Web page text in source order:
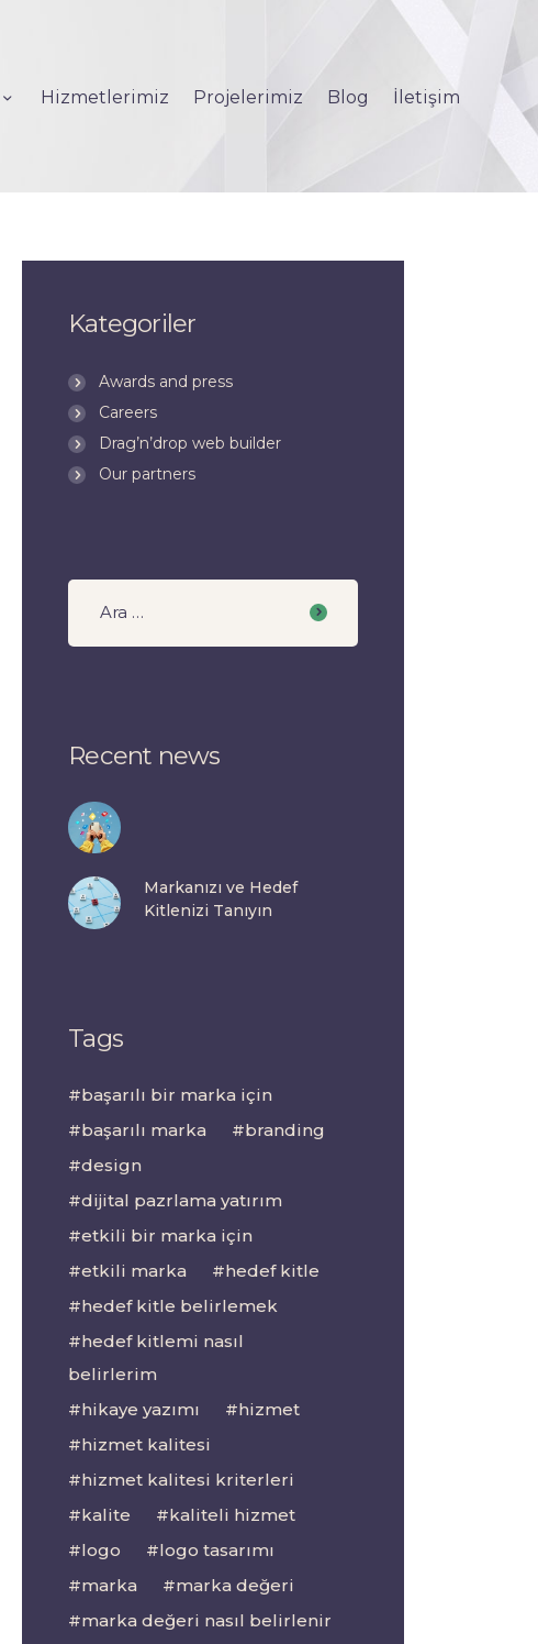
Hizmetlerimiz Projelerimiz Blog İletişim
Kategoriler
Awards and press
Careers
Drag’n’drop web builder
Our partners
Recent news
Markanızı ve Hedef
Kitlenizi Tanıyın
Tags
başarılı bir marka için
başarılı marka
branding
design
dijital pazrlama yatırım
etkili bir marka için
etkili marka
hedef kitle
hedef kitle belirlemek
hedef kitlemi nasıl
belirlerim
hikaye yazımı
hizmet
hizmet kalitesi
hizmet kalitesi kriterleri
kalite
kaliteli hizmet
logo
logo tasarımı
marka
marka değeri
marka değeri nasıl belirlenir